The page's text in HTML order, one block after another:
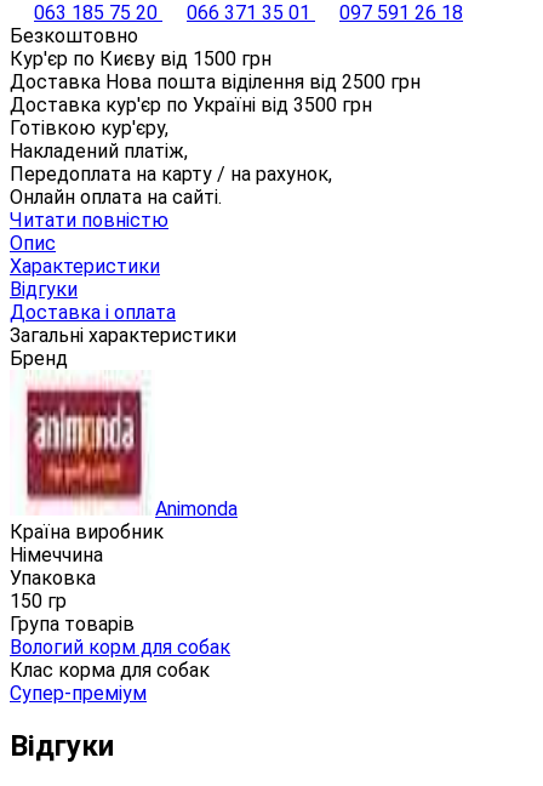
063 185 75 20
066 371 35 01
097 591 26 18
Безкоштовно
Кур'єр по Києву від 1500 грн
Доставка Нова пошта віділення від 2500 грн
Доставка кур'єр по Україні від 3500 грн
Готівкою кур'єру,
Накладений платіж,
Передоплата на карту / на рахунок,
Онлайн оплата на сайті.
Читати повністю
Опис
Характеристики
Відгуки
Доставка і оплата
Загальні характеристики
Бренд
Animonda
Країна виробник
Німеччина
Упаковка
150 гр
Група товарів
Вологий корм для собак
Клас корма для собак
Супер-преміум
Відгуки